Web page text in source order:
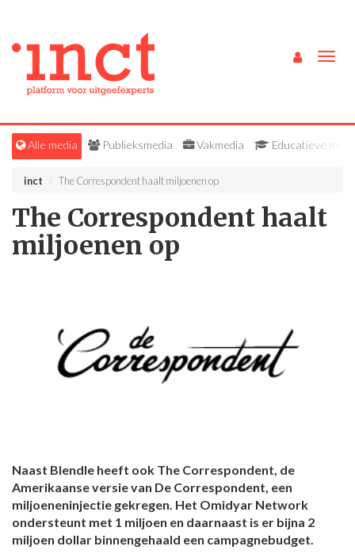
Alle media Publieksmedia Vakmedia Educatieve
inct The Correspondent haalt miljoenen op
The Correspondent haalt
miljoenen op
Naast Blendle heeft ook The Correspondent, de
Amerikaanse versie van De Correspondent, een
miljoeneninjectie gekregen. Het Omidyar Network
ondersteunt met 1 miljoen en daarnaast is er bijna 2
miljoen dollar binnengehaald een campagnebudget.